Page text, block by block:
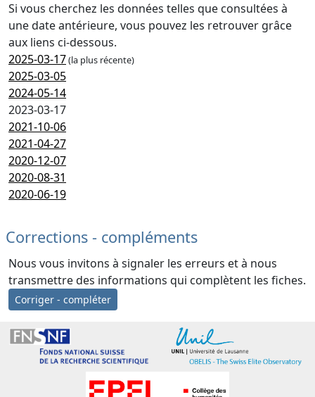
Si vous cherchez les données telles que consultées à
une date antérieure, vous pouvez les retrouver grâce
aux liens ci-dessous.
2025-03-17(la plus récente)
2025-03-05
2024-05-14
2023-03-17
2021-10-06
2021-04-27
2020-12-07
2020-08-31
2020-06-19
Corrections - compléments
Nous vous invitons à signaler les erreurs et à nous
transmettre des informations qui complètent les fiches.
Corriger - compléter